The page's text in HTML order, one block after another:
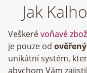
Jak
Veškerévoňavé
je pouze od
unikátní systém,
abychom Vám